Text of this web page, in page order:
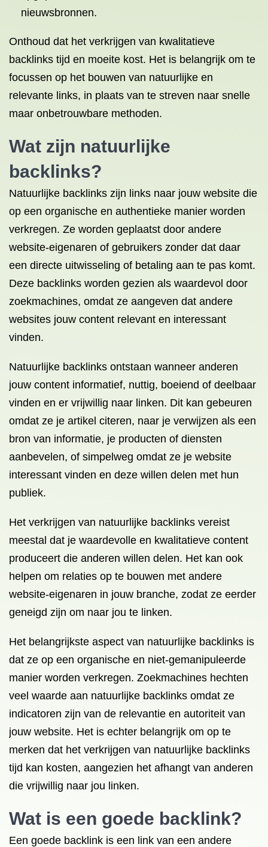
nieuwsbronnen.
Onthoud dat het verkrijgen van kwalitatieve
backlinks tijd en moeite kost. Het is belangrijk om te
focussen op het bouwen van natuurlijke en
relevante links, in plaats van te streven naar snelle
maar onbetrouwbare methoden.
Wat zijn natuurlijke
backlinks?
Natuurlijke backlinks zijn links naar jouw website die
op een organische en authentieke manier worden
verkregen. Ze worden geplaatst door andere
website-eigenaren of gebruikers zonder dat daar
een directe uitwisseling of betaling aan te pas komt.
Deze backlinks worden gezien als waardevol door
zoekmachines, omdat ze aangeven dat andere
websites jouw content relevant en interessant
vinden.
Natuurlijke backlinks ontstaan wanneer anderen
jouw content informatief, nuttig, boeiend of deelbaar
vinden en er vrijwillig naar linken. Dit kan gebeuren
omdat ze je artikel citeren, naar je verwijzen als een
bron van informatie, je producten of diensten
aanbevelen, of simpelweg omdat ze je website
interessant vinden en deze willen delen met hun
publiek.
Het verkrijgen van natuurlijke backlinks vereist
meestal dat je waardevolle en kwalitatieve content
produceert die anderen willen delen. Het kan ook
helpen om relaties op te bouwen met andere
website-eigenaren in jouw branche, zodat ze eerder
geneigd zijn om naar jou te linken.
Het belangrijkste aspect van natuurlijke backlinks is
dat ze op een organische en niet-gemanipuleerde
manier worden verkregen. Zoekmachines hechten
veel waarde aan natuurlijke backlinks omdat ze
indicatoren zijn van de relevantie en autoriteit van
jouw website. Het is echter belangrijk om op te
merken dat het verkrijgen van natuurlijke backlinks
tijd kan kosten, aangezien het afhangt van anderen
die vrijwillig naar jou linken.
Wat is een goede backlink?
Een goede backlink is een link van een andere